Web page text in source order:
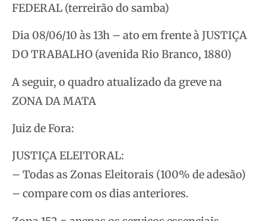
FEDERAL (terreirão do samba)
Dia 08/06/10 às 13h – ato em frente à JUSTIÇA
DO TRABALHO (avenida Rio Branco, 1880)
A seguir, o quadro atualizado da greve na
ZONA DA MATA
Juiz de Fora:
JUSTIÇA ELEITORAL:
– Todas as Zonas Eleitorais (100% de adesão)
– compare com os dias anteriores.